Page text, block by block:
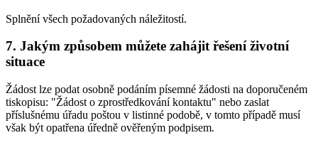
Splnění všech požadovaných náležitostí.
7. Jakým způsobem můžete zahájit řešení životní
situace
Žádost lze podat osobně podáním písemné žádosti na doporučeném
tiskopisu: "Žádost o zprostředkování kontaktu" nebo zaslat
příslušnému úřadu poštou v listinné podobě, v tomto případě musí
však být opatřena úředně ověřeným podpisem.